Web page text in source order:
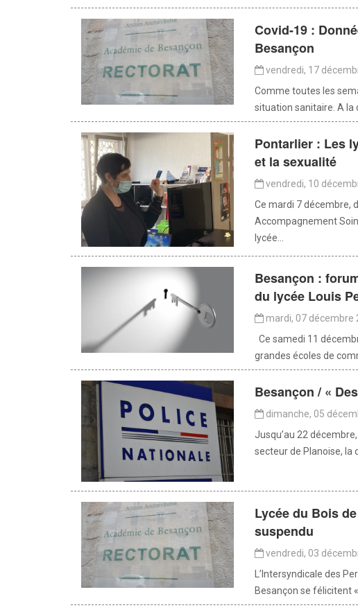
Covid-19 :
Besançon
vendredi, 17
Comme toutes les
situation sanitaire. A la
Pontarlier : Les
et la sexualité
vendredi, 10
Ce mardi 7 décembre,
Accompagnement
lycée...
Besançon :
du lycée Louis
mardi, 07 décembre
Ce samedi 11
grandes écoles de
Besançon / «
dimanche, 05
Jusqu’au 22
secteur de Planoise, la
Lycée du Bois
suspendu
vendredi, 03
L’Intersyndicale des
Besançon se félicitent